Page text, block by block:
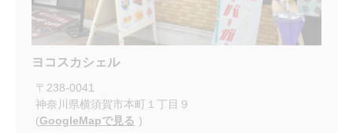
ヨコスカシェル
〒 238-0041
神奈川県横須賀市本町１丁目９
(GoogleMapで見る )